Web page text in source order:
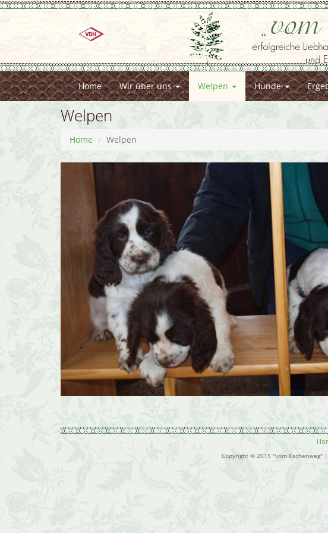
Home Wir über uns Welpen Hunde
Welpen
Home Welpen
Copyright © 2015 "vom Eschenweg"